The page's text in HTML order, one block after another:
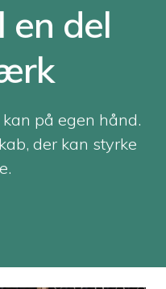
en del
på egen hånd.
der kan styrke